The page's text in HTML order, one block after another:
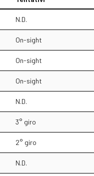
N.D.
On-sight
On-sight
On-sight
N.D.
3° giro
2° giro
N.D.